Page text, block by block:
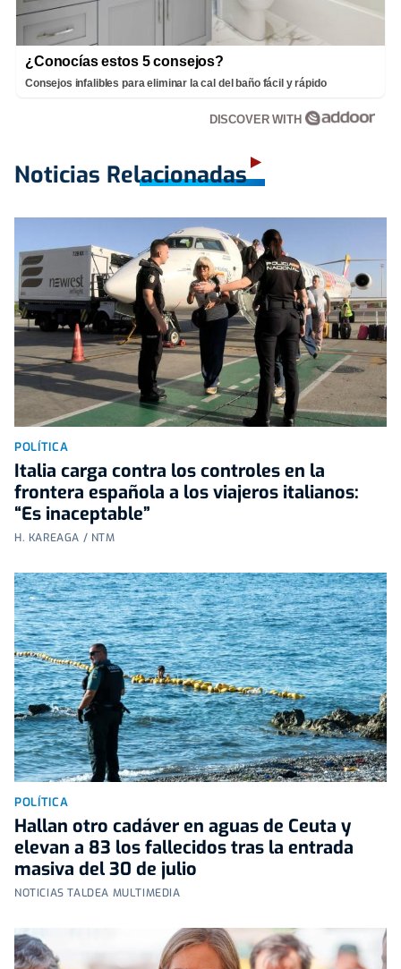
¿Conocías estos 5 consejos?
Consejos infalibles para eliminar la cal del baño fácil y rápido
DISCOVER WITH
Noticias Relacionadas
POLÍTICA
Italia carga contra los controles en la
frontera española a los viajeros italianos:
“Es inaceptable”
H. KAREAGA / NTM
POLÍTICA
Hallan otro cadáver en aguas de Ceuta y
elevan a 83 los fallecidos tras la entrada
masiva del 30 de julio
NOTICIAS TALDEA MULTIMEDIA